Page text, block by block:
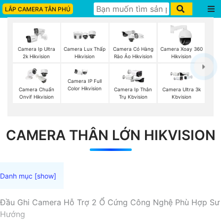
LẮP CAMERA TÂN PHÚ
Camera Ip Ultra
2k Hikvision
Camera Lux Thấp
Hikvision
Camera Có Hàng
Rào Ảo Hikvision
Camera Xoay 360
Hikvision
Camera Chuẩn
Onvif Hikvision
Camera IP Full
Color Hikvision
Camera Ip Thân
Trụ Kbvision
Camera Ultra 3k
Kbvision
CAMERA THÂN LỚN HIKVISION
Đầu Ghi Camera Hỗ Trợ 2 Ổ Cứng Công Nghệ Phù Hợp Sư
Hướng